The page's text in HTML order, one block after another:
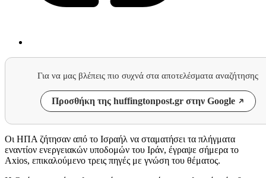
Για να μας βλέπεις πιο συχνά στα αποτελέσματα αναζήτησης
Προσθήκη της huffingtonpost.gr στην Google
Οι ΗΠΑ ζήτησαν από το Ισραήλ να σταματήσει τα πλήγματα
εναντίον ενεργειακών υποδομών του Ιράν, έγραψε σήμερα το
Axios, επικαλούμενο τρεις πηγές με γνώση του θέματος.